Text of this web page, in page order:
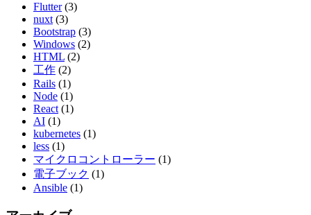
Flutter (3)
nuxt (3)
Bootstrap (3)
Windows (2)
HTML (2)
工作 (2)
Rails (1)
Node (1)
React (1)
AI (1)
kubernetes (1)
less (1)
マイクロコントローラー (1)
電子ブック (1)
Ansible (1)